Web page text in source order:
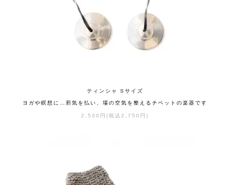
ティンシャ Sサイズ
ヨガや瞑想に…邪気を払い、場の空気を整えるチベットの楽器です
2,500円(税込2,750円)